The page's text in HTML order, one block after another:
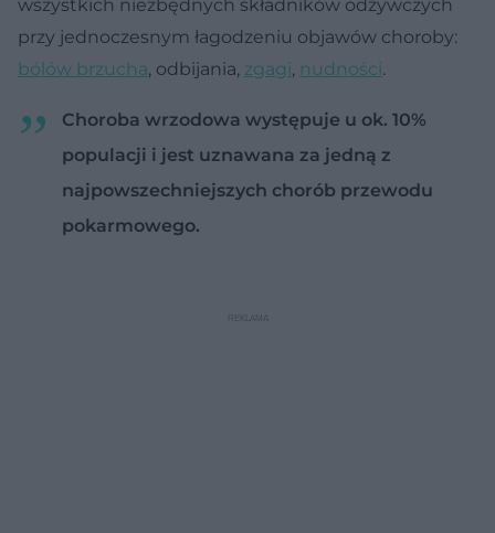
wszystkich niezbędnych składników odżywczych
przy jednoczesnym łagodzeniu objawów choroby:
bólów brzucha, odbijania, zgagi, nudności.
Choroba wrzodowa występuje u ok. 10%
populacji i jest uznawana za jedną z
najpowszechniejszych chorób przewodu
pokarmowego.